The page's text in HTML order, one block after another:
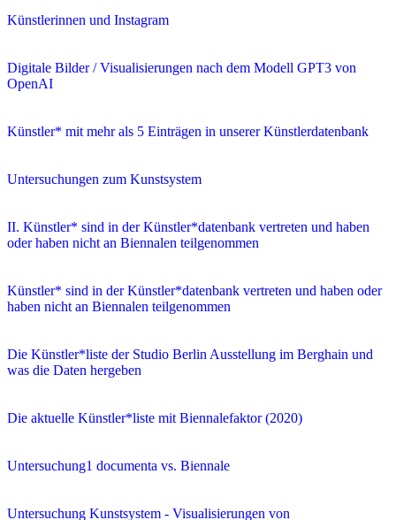
Künstlerinnen und Instagram
Digitale Bilder / Visualisierungen nach dem Modell GPT3 von
OpenAI
Künstler* mit mehr als 5 Einträgen in unserer Künstlerdatenbank
Untersuchungen zum Kunstsystem
II. Künstler* sind in der Künstler*datenbank vertreten und haben
oder haben nicht an Biennalen teilgenommen
Künstler* sind in der Künstler*datenbank vertreten und haben oder
haben nicht an Biennalen teilgenommen
Die Künstler*liste der Studio Berlin Ausstellung im Berghain und
was die Daten hergeben
Die aktuelle Künstler*liste mit Biennalefaktor (2020)
Untersuchung1 documenta vs. Biennale
Untersuchung Kunstsystem - Visualisierungen von